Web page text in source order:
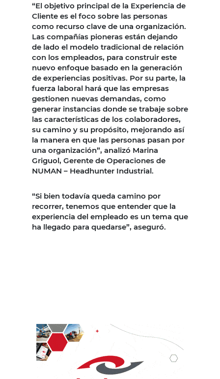
“El objetivo principal de la Experiencia de
Cliente es el foco sobre las personas
como recurso clave de una organización.
Las compañías pioneras están dejando
de lado el modelo tradicional de relación
con los empleados, para construir este
nuevo enfoque basado en la generación
de experiencias positivas. Por su parte, la
fuerza laboral hará que las empresas
gestionen nuevas demandas, como
generar instancias donde se trabaje sobre
las características de los colaboradores,
su camino y su propósito, mejorando así
la manera en que las personas pasan por
una organización”, analizó Marina
Griguol, Gerente de Operaciones de
NUMAN – Headhunter Industrial.
“Si bien todavía queda camino por
recorrer, tenemos que entender que la
experiencia del empleado es un tema que
ha llegado para quedarse”, aseguró.